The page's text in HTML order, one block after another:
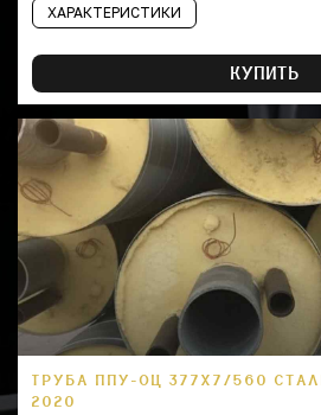
ХАРАКТЕРИСТИКИ
КУПИТЬ
ТРУБА ППУ-ОЦ 377Х7/560
2020